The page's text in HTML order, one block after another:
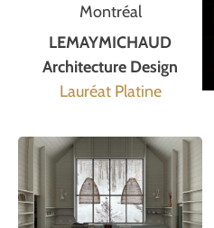
Montréal
LEMAYMICHAUD
Architecture Design
Lauréat Platine